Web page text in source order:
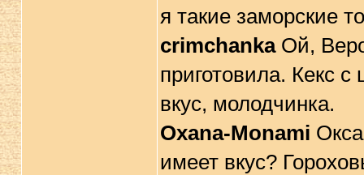
я такие заморские
crimchankaОй,
приготовила. Кекс
вкус, молодчинка.
Oxana-Monami
имеет вкус?